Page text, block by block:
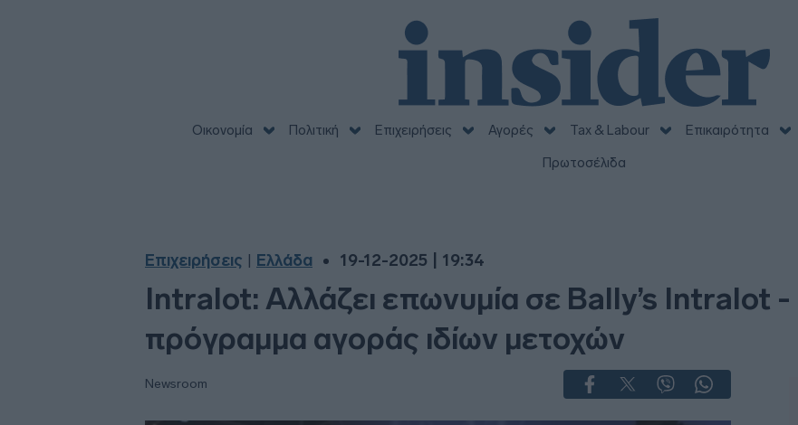
Οικονομία Πολιτική Επιχειρήσεις Αγορές Tax & Labour Επικαιρότητα
Πρωτοσέλιδα
Επιχειρήσεις Ελλάδα 19-12-2025 | 19:34
Intralot: Aλλάζει επωνυμία σε Bally’s Intralot -
πρόγραμμα αγοράς ιδίων μετοχών
Newsroom